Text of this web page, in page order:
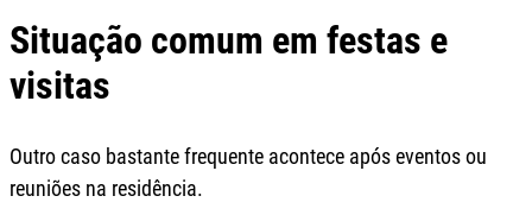
Situação comum em festas e
visitas
Outro caso bastante frequente acontece após eventos ou
reuniões na residência.